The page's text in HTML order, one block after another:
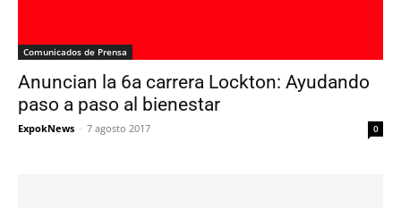
Comunicados de Prensa
Anuncian la 6a carrera Lockton: Ayudando
paso a paso al bienestar
ExpokNews - 7 agosto 2017 0